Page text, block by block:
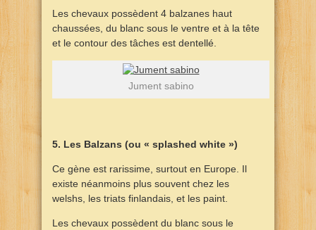
Les chevaux possèdent 4 balzanes haut
chaussées, du blanc sous le ventre et à la tête
et le contour des tâches est dentellé.
Jument sabino
5. Les Balzans (ou « splashed white »)
Ce gène est rarissime, surtout en Europe. Il
existe néanmoins plus souvent chez les
welshs, les triats finlandais, et les paint.
Les chevaux possèdent du blanc sous le